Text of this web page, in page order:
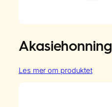
Akasiehonning
Les mer om produktet: